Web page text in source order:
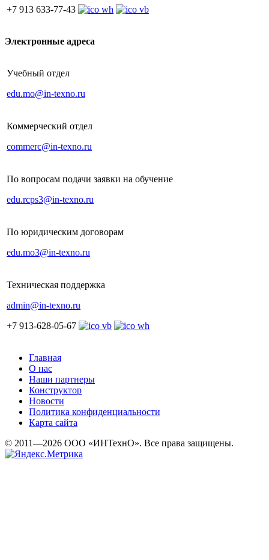
+7 913 633-77-43
Электронные адреса
Учебный отдел
edu.mo@in-texno.ru
Коммерческий отдел
commerc@in-texno.ru
По вопросам подачи заявки на обучение
edu.rcps3@in-texno.ru
По юридическим договорам
edu.mo3@in-texno.ru
Техническая поддержка
admin@in-texno.ru
+7 913-628-05-67
Главная
О нас
Наши партнеры
Конструктор
Новости
Политика конфиденциальности
Карта сайта
© 2011—2026 ООО «ИНТехнО». Все права защищены.